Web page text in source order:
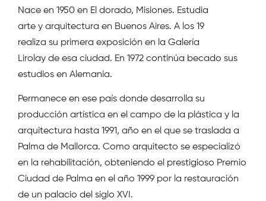
Nace en 1950 en El dorado, Misiones. Estudia
arte y arquitectura en Buenos Aires. A los 19
realiza su primera exposición en la Galería
Lirolay de esa ciudad. En 1972 continúa becado sus
estudios en Alemania.
Permanece en ese país donde desarrolla su
producción artística en el campo de la plástica y la
arquitectura hasta 1991, año en el que se traslada a
Palma de Mallorca. Como arquitecto se especializó
en la rehabilitación, obteniendo el prestigioso Premio
Ciudad de Palma en el año 1999 por la restauración
de un palacio del siglo XVI.